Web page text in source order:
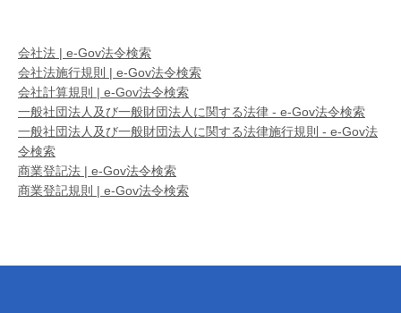
会社法 | e-Gov法令検索
会社法施行規則 | e-Gov法令検索
会社計算規則 | e-Gov法令検索
一般社団法人及び一般財団法人に関する法律 - e-Gov法令検索
一般社団法人及び一般財団法人に関する法律施行規則 - e-Gov法
令検索
商業登記法 | e-Gov法令検索
商業登記規則 | e-Gov法令検索